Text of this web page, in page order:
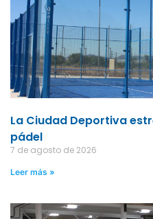
La Ciudad Deportiva
pádel
7 de agosto de 2026
Leer más »